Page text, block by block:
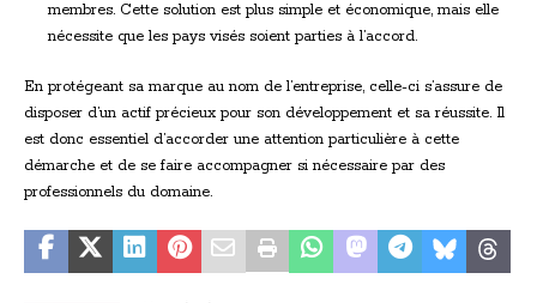
membres. Cette solution est plus simple et économique, mais elle
nécessite que les pays visés soient parties à l’accord.
En protégeant sa marque au nom de l’entreprise, celle-ci s’assure de
disposer d’un actif précieux pour son développement et sa réussite. Il
est donc essentiel d’accorder une attention particulière à cette
démarche et de se faire accompagner si nécessaire par des
professionnels du domaine.